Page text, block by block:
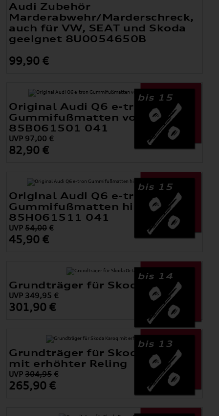
Audi Zubehör
Marderabwehr/Marderschreck,
auch für VW, SEAT und Skoda
geeignet 8U0054650B
99,90 €
bis 15
Original Audi Q6 e-tron
Gummifußmatten vorne
85B061501 041
UVP97,00 €
82,90 €
bis 15
Original Audi Q6 e-tron
Gummifußmatten hinten
85H061511 041
UVP54,00 €
45,90 €
bis 14
Grundträger für Skoda Octavia
UVP349,95 €
301,90 €
bis 13
Grundträger für Skoda Karoq
mit erhöhter Reling
UVP304,95 €
265,90 €